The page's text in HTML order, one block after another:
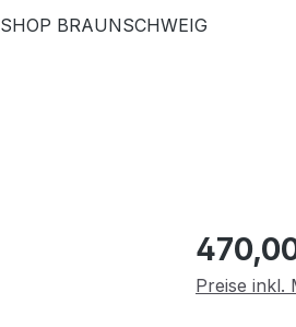
SHOP BRAUNSCHWEIG
Regulärer
Preise inkl.